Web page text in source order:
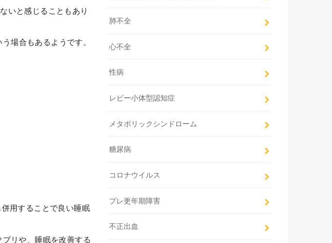
いと感じることもあり
場合もあるようです。
併用することで良い睡眠
リや、睡眠を改善する
肺不全
心不全
性病
レビー小体型認知症
メタボリックシンドローム
糖尿病
コロナウイルス
プレ更年期障害
不正出血